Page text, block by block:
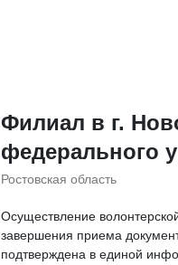
Филиал в г.
федерального
Ростовская область
Осуществление
завершения приема
подтверждена в единой